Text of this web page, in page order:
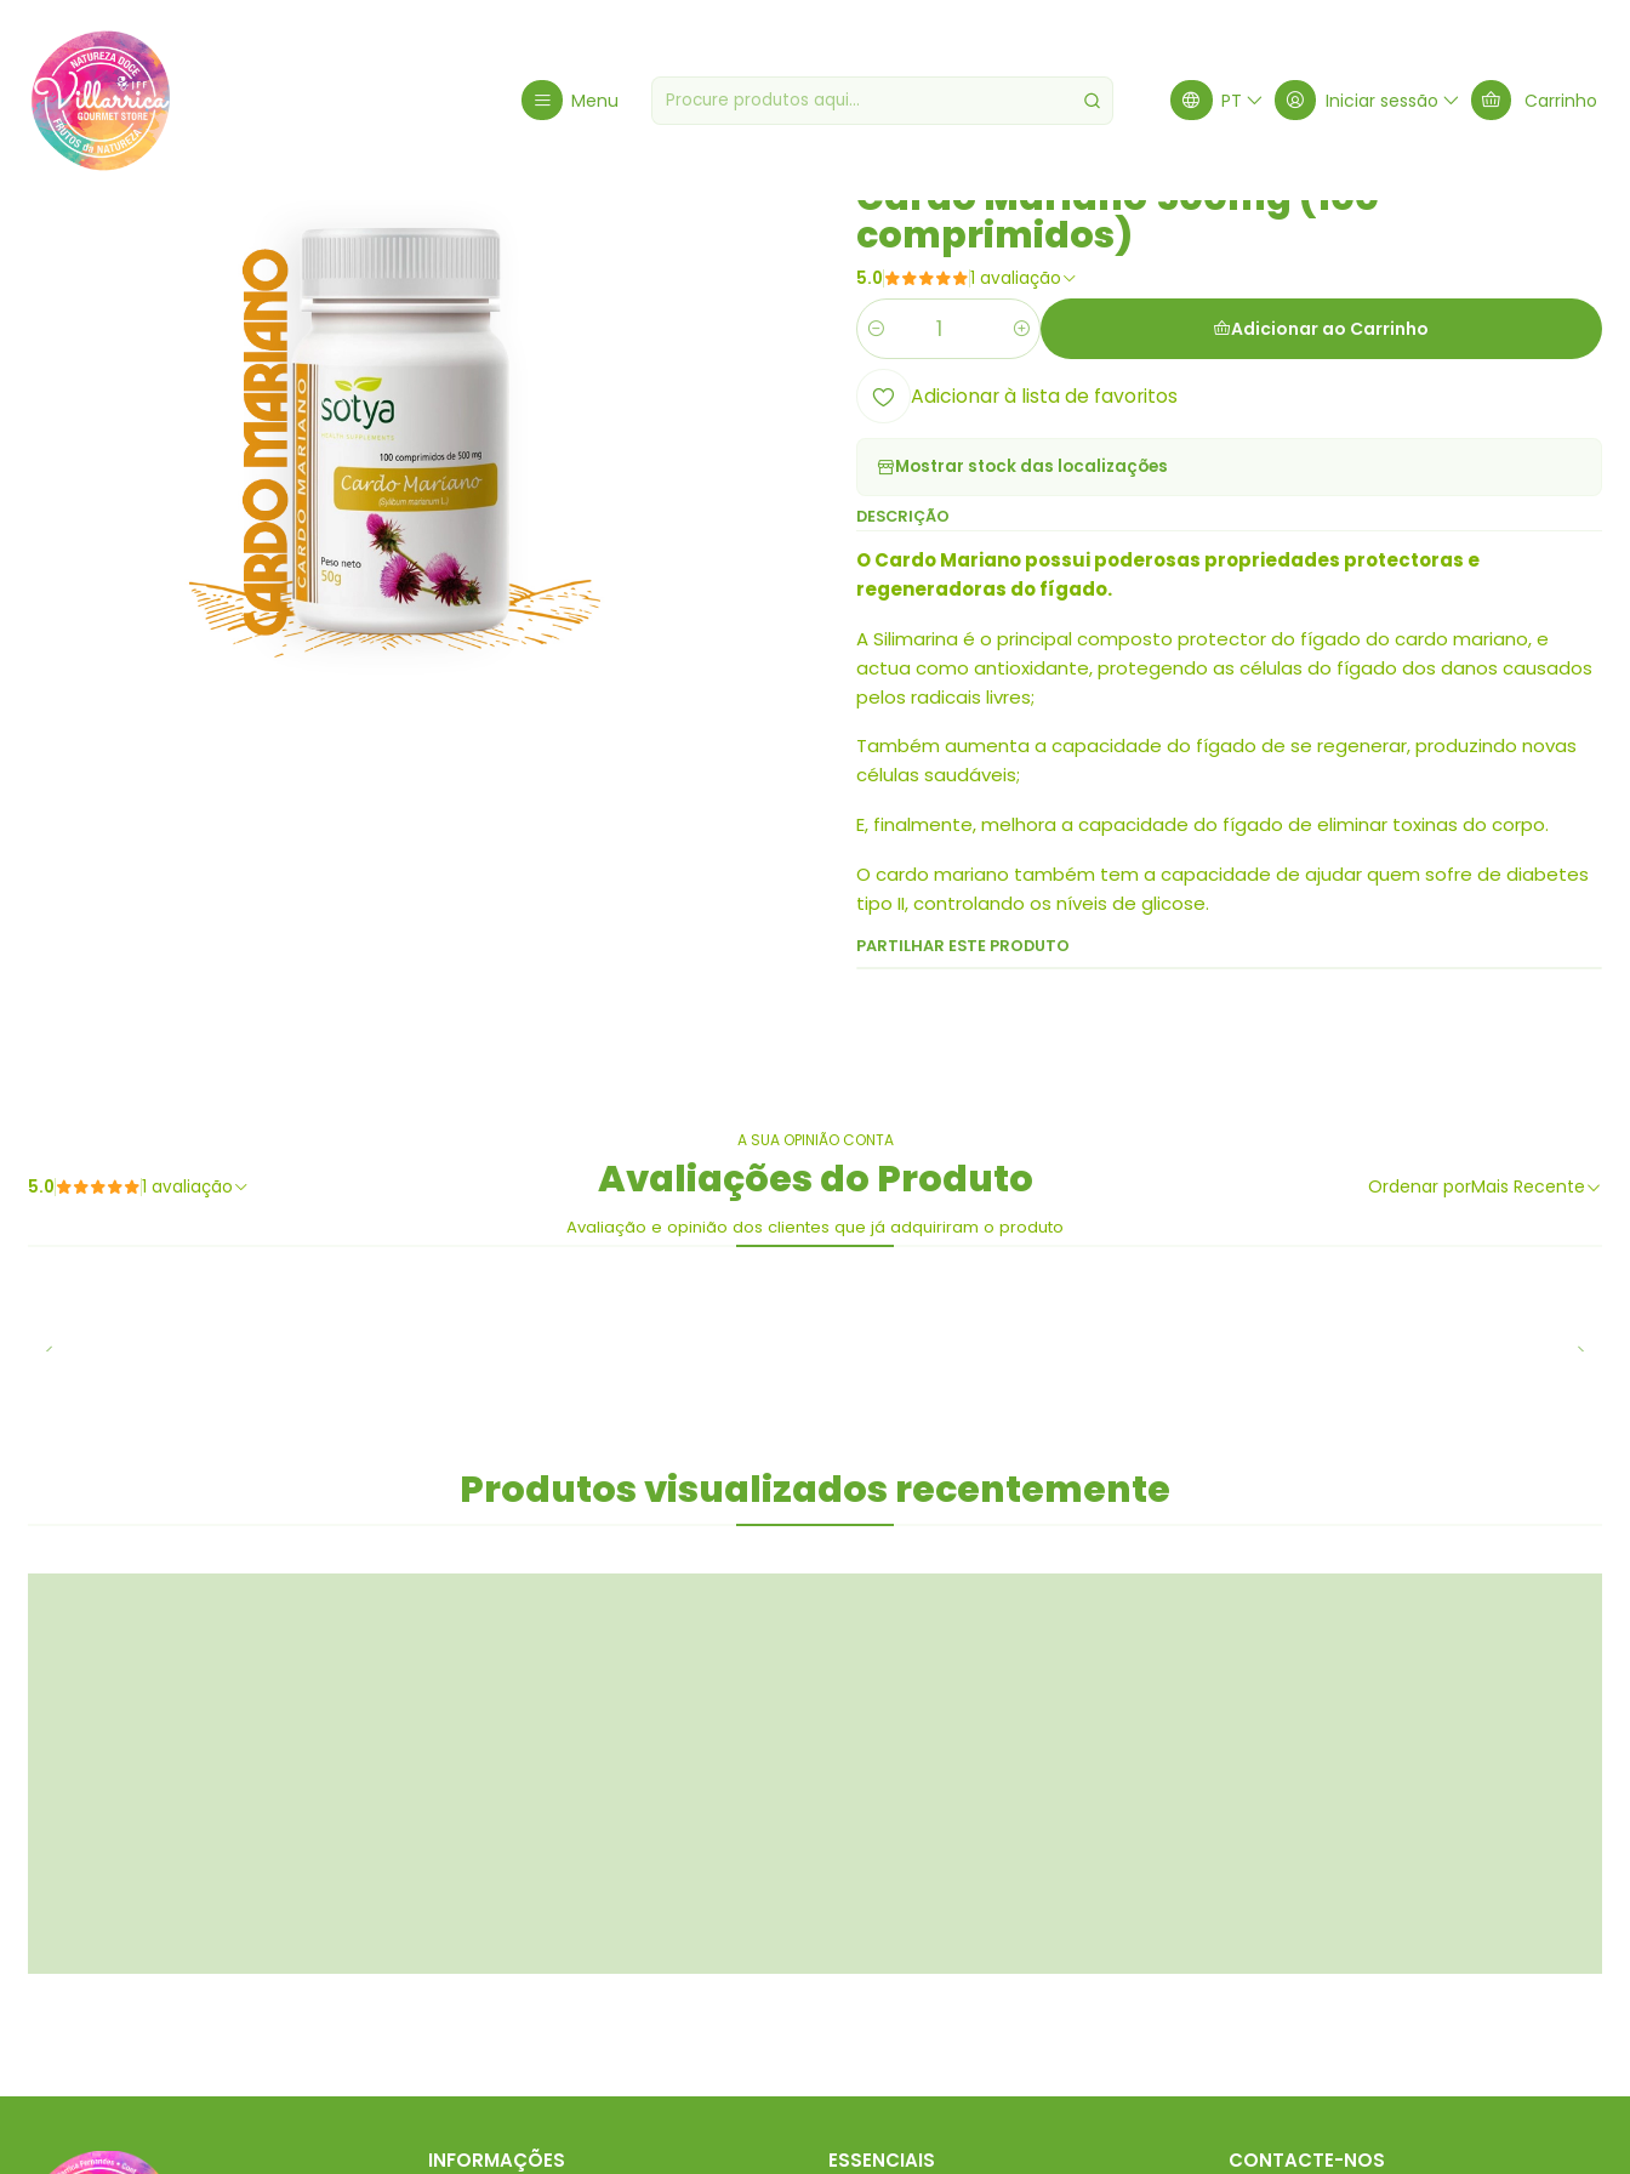
Menu PT Iniciar sessão Carrinho
Cardo Mariano 500mg (100
comprimidos)
5.0 1 avaliação
Quantidade Adicionar ao Carrinho
Adicionar à lista de favoritos
Mostrar stock das localizações
DESCRIÇÃO
O Cardo Mariano possui poderosas propriedades protectoras e
regeneradoras do fígado.
A Silimarina é o principal composto protector do fígado do cardo mariano, e
actua como antioxidante, protegendo as células do fígado dos danos causados ​​
pelos radicais livres;
Também aumenta a capacidade do fígado de se regenerar, produzindo novas
células saudáveis;
E, finalmente, melhora a capacidade do fígado de eliminar toxinas do corpo.
O cardo mariano também tem a capacidade de ajudar quem sofre de diabetes
tipo II, controlando os níveis de glicose.
PARTILHAR ESTE PRODUTO
A SUA OPINIÃO CONTA
Avaliações do Produto
Avaliação e opinião dos clientes que já adquiriram o produto
5.0 1 avaliação Ordenar porMais Recente
Produtos visualizados recentemente
INFORMAÇÕES ESSENCIAIS CONTACTE-NOS